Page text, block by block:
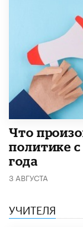
​Что
политике
года
3 АВГУСТА
УЧИТЕЛЯ